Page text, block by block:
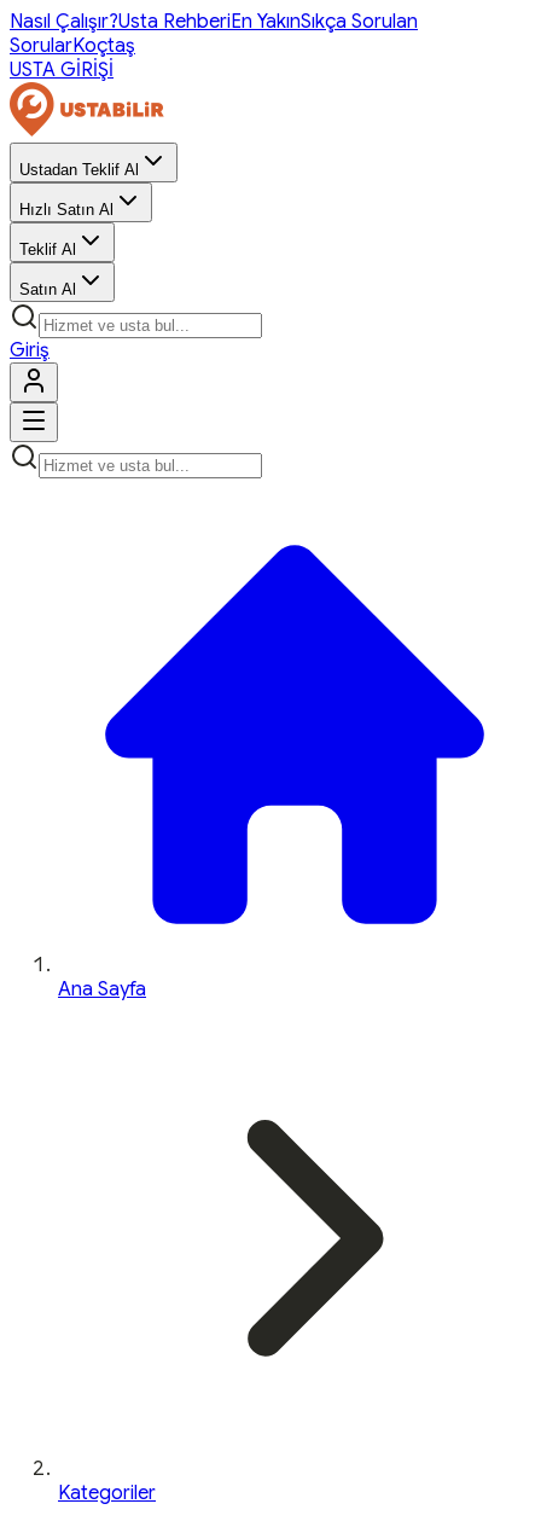
Nasıl Çalışır?Usta RehberiEn YakınSıkça Sorulan
SorularKoçtaş
USTA GİRİŞİ
Ustadan Teklif Al
Hızlı Satın Al
Teklif Al
Satın Al
Giriş
Ana Sayfa
Kategoriler